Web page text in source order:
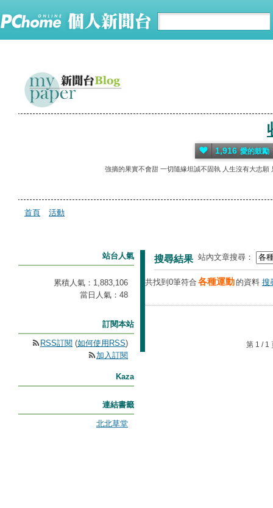
強摘的果實不會甜 一切隨緣坦誠不固執 人生沒有大志
1,916 愛的鼓勵
首頁 活動
搜尋結果 站內文章搜尋：
共找到0筆符合 各種運動 的資料 搜
第 1 /
站台人氣
累積人氣： 1,883,106
當日人氣： 48
訂閱本站
RSS訂閱 (如何使用RSS)
加入訂閱
Kaza
連結書籤
北北草堂